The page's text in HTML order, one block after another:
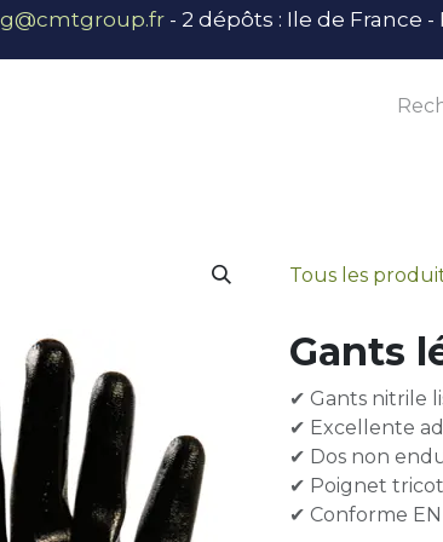
- 2 dépôts : Ile de France
Tous les
Gants
✔ Gants nitrile
✔ Excellente
✔ Dos non
✔ Poignet
✔ Conforme EN